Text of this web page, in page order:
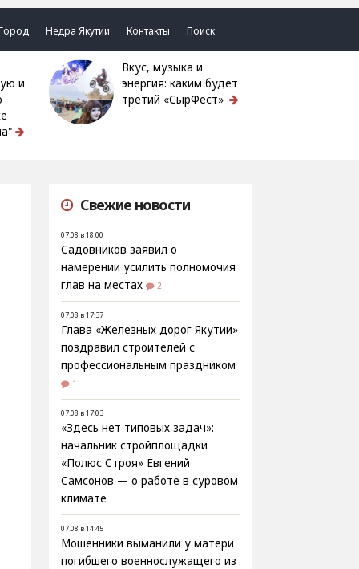
Недра Якутии Контакты Поиск
и
Вкус, музыка и
энергия: каким будет
третий «СырФест»
Свежие новости
07.08 в 18:00
Садовников заявил о
намерении усилить полномочия
глав на местах
2
07.08 в 17:37
Глава «Железных дорог Якутии»
поздравил строителей с
профессиональным праздником
1
07.08 в 17:03
«Здесь нет типовых задач»:
начальник стройплощадки
«Полюс Строя» Евгений
Самсонов — о работе в суровом
климате
07.08 в 14:45
Мошенники выманили у матери
погибшего военнослужащего из